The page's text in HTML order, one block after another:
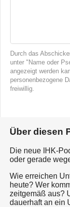
Durch das
unter "Name oder
angezeigt werden
personenbezogene
freiwillig.
Über diesen
Die neue IHK-
oder gerade
Wie erreichen
heute? Wer
zeitgemäß aus?
dauerhaft an ein